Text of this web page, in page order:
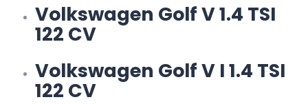
Volkswagen Golf V 1.4 TSI
122 CV
Volkswagen Golf V I 1.4 TSI
122 CV